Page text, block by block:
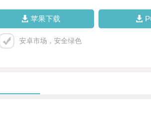
苹果下载
安卓市场，安全绿色